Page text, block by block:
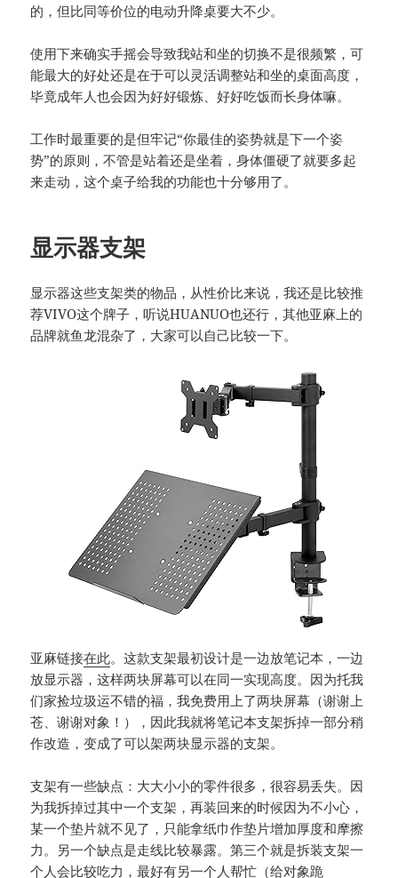
的，但比同等价位的电动升降桌要大不少。
使用下来确实手摇会导致我站和坐的切换不是很频繁，可
能最大的好处还是在于可以灵活调整站和坐的桌面高度，
毕竟成年人也会因为好好锻炼、好好吃饭而长身体嘛。
工作时最重要的是但牢记“你最佳的姿势就是下一个姿
势”的原则，不管是站着还是坐着，身体僵硬了就要多起
来走动，这个桌子给我的功能也十分够用了。
显示器支架
显示器这些支架类的物品，从性价比来说，我还是比较推
荐VIVO这个牌子，听说HUANUO也还行，其他亚麻上的
品牌就鱼龙混杂了，大家可以自己比较一下。
亚麻链接在此。这款支架最初设计是一边放笔记本，一边
放显示器，这样两块屏幕可以在同一实现高度。因为托我
们家捡垃圾运不错的福，我免费用上了两块屏幕（谢谢上
苍、谢谢对象！），因此我就将笔记本支架拆掉一部分稍
作改造，变成了可以架两块显示器的支架。
支架有一些缺点：大大小小的零件很多，很容易丢失。因
为我拆掉过其中一个支架，再装回来的时候因为不小心，
某一个垫片就不见了，只能拿纸巾作垫片增加厚度和摩擦
力。另一个缺点是走线比较暴露。第三个就是拆装支架一
个人会比较吃力，最好有另一个人帮忙（给对象跪